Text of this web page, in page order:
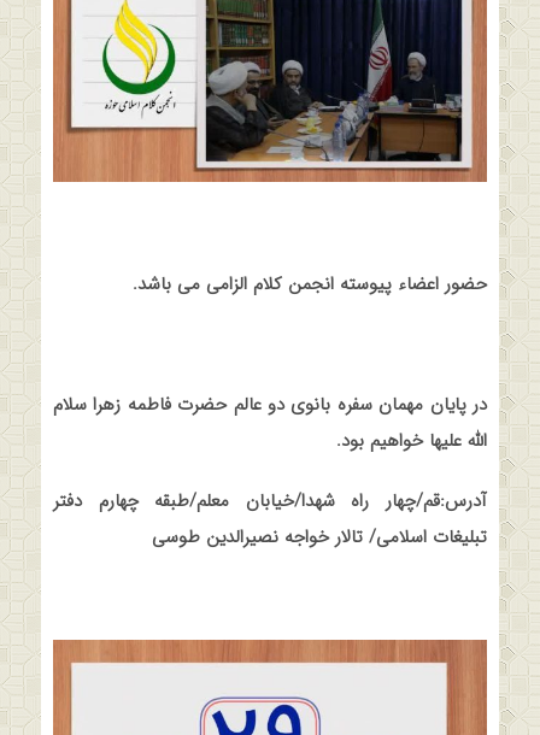
حضور اعضاء پیوسته انجمن کلام الزامی می باشد.
در پایان مهمان سفره بانوی دو عالم حضرت فاطمه زهرا سلام
الله علیها خواهیم بود.
آدرس:قم/چهار راه شهدا/خیابان معلم/طبقه چهارم دفتر
تبلیغات اسلامی/ تالار خواجه نصیرالدین طوسی